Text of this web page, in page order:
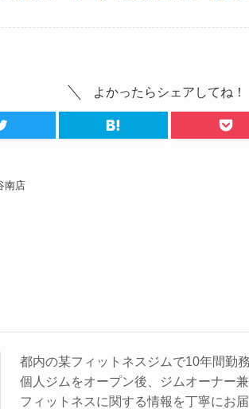
よかったらシェアしてね！
南店
都内の某フィットネスジムで10年間勤務
個人ジムをオープン後、ジムオーナー
フィットネスに関する情報を丁寧にお届